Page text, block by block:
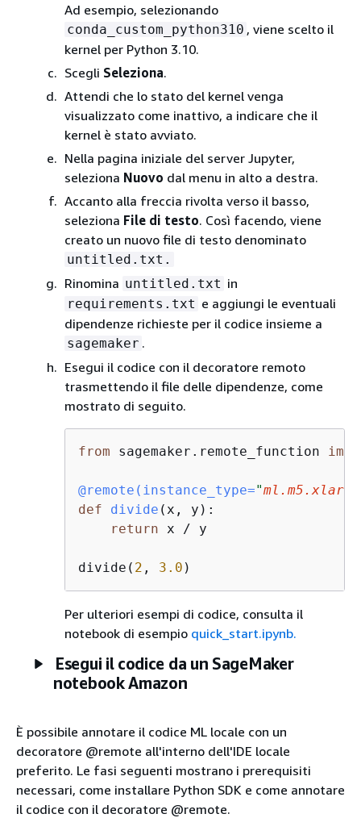
Ad esempio, selezionando
conda_custom_python310 , viene scelto il
kernel per Python 3.10.
Scegli Seleziona.
Attendi che lo stato del kernel venga
visualizzato come inattivo, a indicare che il
kernel è stato avviato.
Nella pagina iniziale del server Jupyter,
seleziona Nuovo dal menu in alto a destra.
Accanto alla freccia rivolta verso il basso,
seleziona File di testo. Così facendo, viene
creato un nuovo file di testo denominato
untitled.txt.
Rinomina untitled.txt in
requirements.txt e aggiungi le eventuali
dipendenze richieste per il codice insieme a
sagemaker .
Esegui il codice con il decoratore remoto
trasmettendo il file delle dipendenze, come
mostrato di seguito.
from sagemaker.remote_function
@remote( instance_type="ml.m5.xlarge
def
divide ( x, y ):
return x / y
divide( 2 , 3.0 )
Per ulteriori esempi di codice, consulta il
notebook di esempio quick_start.ipynb.
Esegui il codice da un SageMaker
notebook Amazon
È possibile annotare il codice ML locale con un
decoratore @remote all'interno dell'IDE locale
preferito. Le fasi seguenti mostrano i prerequisiti
necessari, come installare Python SDK e come annotare
il codice con il decoratore @remote.